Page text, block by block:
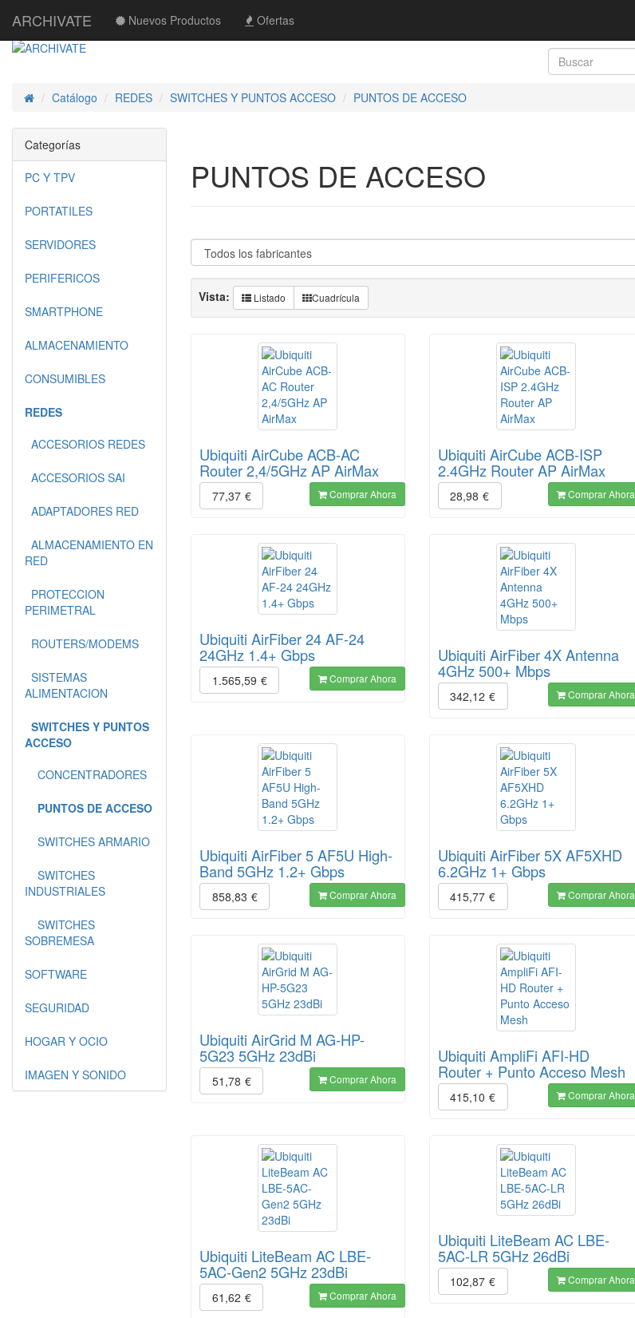
ARCHIVATE Nuevos Productos Ofertas
InicioCatálogo REDES SWITCHES Y PUNTOS ACCESO PUNTOS DE ACCESO
PUNTOS DE ACCESO
Vista: Listado Cuadrícula
Ubiquiti AirCube ACB-AC
Router 2,4/5GHz AP AirMax
77,37 € Comprar Ahora
Ubiquiti AirCube ACB-ISP
2.4GHz Router AP AirMax
28,98 € Comprar Ahora
Ubiquiti AirFiber 24 AF-24
24GHz 1.4+ Gbps
1.565,59 € Comprar Ahora
Ubiquiti AirFiber 4X Antenna
4GHz 500+ Mbps
342,12 € Comprar Ahora
Ubiquiti AirFiber 5 AF5U High-
Band 5GHz 1.2+ Gbps
858,83 € Comprar Ahora
Ubiquiti AirFiber 5X AF5XHD
6.2GHz 1+ Gbps
415,77 € Comprar Ahora
Ubiquiti AirGrid M AG-HP-
5G23 5GHz 23dBi
51,78 € Comprar Ahora
Ubiquiti AmpliFi AFI-HD
Router + Punto Acceso Mesh
415,10 € Comprar Ahora
Ubiquiti LiteBeam AC LBE-
5AC-Gen2 5GHz 23dBi
61,62 € Comprar Ahora
Ubiquiti LiteBeam AC LBE-
5AC-LR 5GHz 26dBi
102,87 € Comprar Ahora
Categorías
PC Y TPV
PORTATILES
SERVIDORES
PERIFERICOS
SMARTPHONE
ALMACENAMIENTO
CONSUMIBLES
REDES
ACCESORIOS REDES
ACCESORIOS SAI
ADAPTADORES RED
ALMACENAMIENTO EN
RED
PROTECCION
PERIMETRAL
ROUTERS/MODEMS
SISTEMAS
ALIMENTACION
SWITCHES Y PUNTOS
ACCESO
CONCENTRADORES
PUNTOS DE ACCESO
SWITCHES ARMARIO
SWITCHES
INDUSTRIALES
SWITCHES
SOBREMESA
SOFTWARE
SEGURIDAD
HOGAR Y OCIO
IMAGEN Y SONIDO